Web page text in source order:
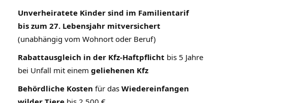
Unverheiratete Kinder sind im Familientarif
bis zum 27. Lebensjahr mitversichert
(unabhängig vom Wohnort oder Beruf)
Rabattausgleich in der Kfz-Haftpflicht bis 5 Jahre
bei Unfall mit einem geliehenen Kfz
Behördliche Kosten für das Wiedereinfangen